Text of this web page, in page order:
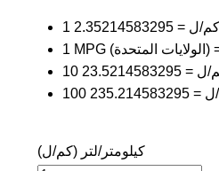
كيلومتر/لتر (كم/ل)